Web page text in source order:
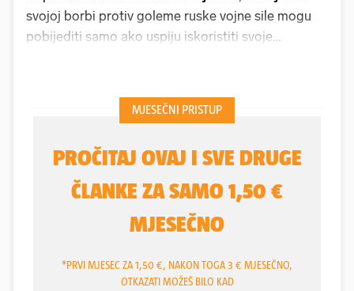
svojoj borbi protiv goleme ruske vojne sile mogu
pobijediti samo ako uspiju iskoristiti svoje
Izraela David- naoružan samo
praćkom i vlastitom domišljatošću - savladao je
vrhunski doseg borbene učinkovitosti svoga
vremena: visok “šest lakata i jedan pedalj”, Golijat
je nosio “oštar mač i šiljato koplje”, te “mjedenu
kacigu na glavi i ljuskav oklop težak pet tisuća